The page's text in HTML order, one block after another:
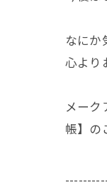
なにか
心より
メーク
帳】の